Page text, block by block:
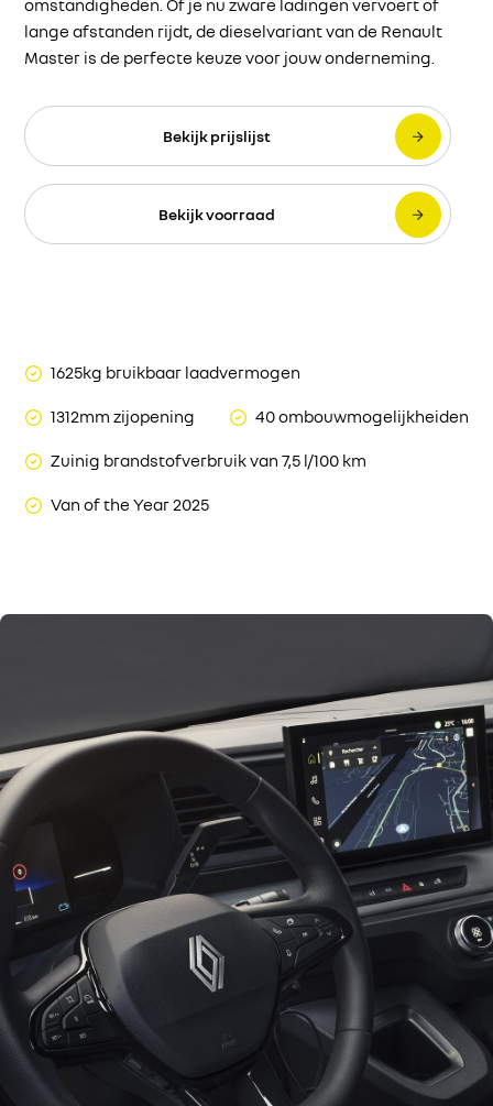
omstandigheden. Of je nu zware ladingen vervoert of
lange afstanden rijdt, de dieselvariant van de Renault
Master is de perfecte keuze voor jouw onderneming.
Bekijk prijslijst
Bekijk voorraad
1625kg bruikbaar laadvermogen
1312mm zijopening 40 ombouwmogelijkheiden
Zuinig brandstofverbruik van 7,5 l/100 km
Van of the Year 2025